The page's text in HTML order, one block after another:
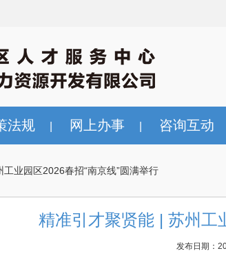
法规 网上办事 咨询互动
业园区2026春招“南京线”圆满举行
精准引才聚贤能 | 苏州工
发布日期：